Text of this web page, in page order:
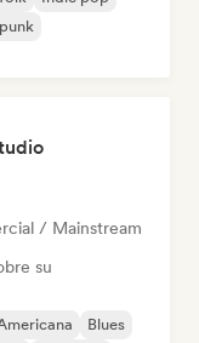
/ Mainstream
su
Blues